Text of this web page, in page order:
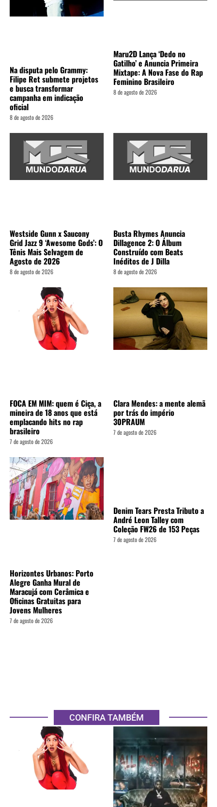
Na disputa pelo Grammy:
Filipe Ret submete projetos
e busca transformar
campanha em indicação
oficial
8 de agosto de 2026
Maru2D Lança ‘Dedo no
Gatilho’ e Anuncia Primeira
Mixtape: A Nova Fase do Rap
Feminino Brasileiro
8 de agosto de 2026
Westside Gunn x Saucony
Grid Jazz 9 ‘Awesome Gods’: O
Tênis Mais Selvagem de
Agosto de 2026
8 de agosto de 2026
Busta Rhymes Anuncia
Dillagence 2: O Álbum
Construído com Beats
Inéditos de J Dilla
8 de agosto de 2026
FOCA EM MIM: quem é Ciça, a
mineira de 18 anos que está
emplacando hits no rap
brasileiro
7 de agosto de 2026
Clara Mendes: a mente alemã
por trás do império
30PRAUM
7 de agosto de 2026
Horizontes Urbanos: Porto
Alegre Ganha Mural de
Maracujá com Cerâmica e
Oficinas Gratuitas para
Jovens Mulheres
7 de agosto de 2026
Denim Tears Presta Tributo a
André Leon Talley com
Coleção FW26 de 153 Peças
7 de agosto de 2026
CONFIRA TAMBÉM